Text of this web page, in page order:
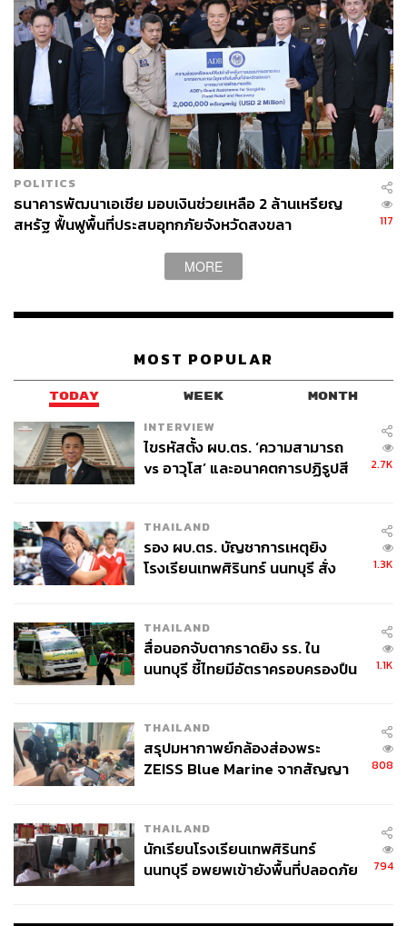
POLITICS
ธนาคารพัฒนาเอเชีย มอบเงินช่วยเหลือ 2 ล้านเหรียญ
สหรัฐ ฟื้นฟูพื้นที่ประสบอุทกภัยจังหวัดสงขลา
117
MORE
MOST POPULAR
TODAY WEEK MONTH
INTERVIEW
ไขรหัสตั้ง ผบ.ตร. ‘ความสามารถ
vs อาวุโส’ และอนาคตการปฏิรูปสี
2.7K
THAILAND
รอง ผบ.ตร. บัญชาการเหตุยิง
โรงเรียนเทพศิรินทร์ นนทบุรี สั่ง
1.3K
THAILAND
สื่อนอกจับตากราดยิง รร. ใน
นนทบุรี ชี้ไทยมีอัตราครอบครองปืน
1.1K
THAILAND
สรุปมหากาพย์กล้องส่องพระ
ZEISS Blue Marine จากสัญญา
จ่ายหนี้-แอบระบุแบรนด์
808
THAILAND
นักเรียนโรงเรียนเทพศิรินทร์
นนทบุรี อพยพเข้ายังพื้นที่ปลอดภัย
794